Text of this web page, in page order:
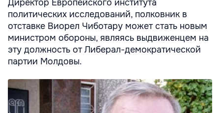
Директор Европейского института
политических исследований, полковник в
отставке Виорел Чиботару может стать новым
министром обороны, являясь выдвиженцем на
эту должность от Либерал-демократической
партии Молдовы.